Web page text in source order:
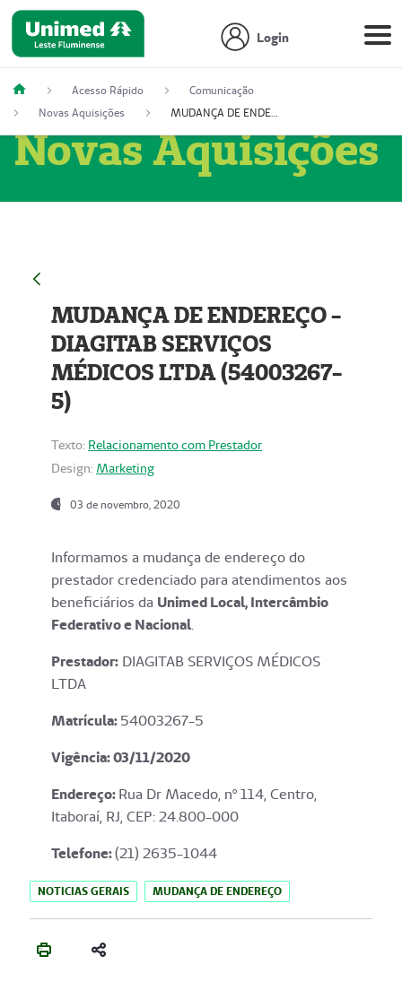
Login
Acesso Rápido
Comunicação
Novas Aquisições
MUDANÇA DE ENDEREÇO - DIAGITAB SERVIÇOS MÉDICOS LTDA (54003267-5)
Novas Aquisições
MUDANÇA DE ENDEREÇO -
DIAGITAB SERVIÇOS
MÉDICOS LTDA (54003267-
5)
Texto: Relacionamento com Prestador
Design: Marketing
03 de novembro, 2020
Informamos a mudança de endereço do
prestador credenciado para atendimentos aos
beneficiários da Unimed Local, Intercâmbio
Federativo e Nacional.
Prestador: DIAGITAB SERVIÇOS MÉDICOS
LTDA
Matrícula:54003267-5
Vigência: 03/11/2020
Endereço:Rua Dr Macedo, nº 114, Centro,
Itaboraí, RJ, CEP: 24.800-000
Telefone:(21) 2635-1044
NOTICIAS GERAIS MUDANÇA DE ENDEREÇO